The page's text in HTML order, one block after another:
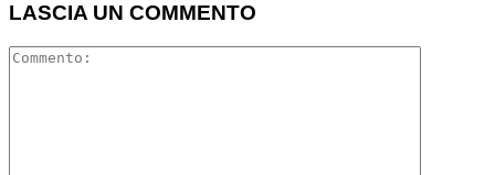
LASCIA UN COMMENTO